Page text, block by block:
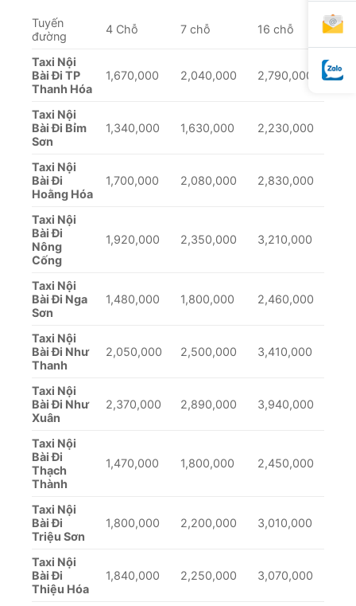
Tuyến
đường
4 Chỗ 7 chỗ 16 chỗ
Taxi Nội
Bài Đi TP
Thanh Hóa
1,670,000 2,040,000 2,790,000
Taxi Nội
Bài Đi Bỉm
Sơn
1,340,000 1,630,000 2,230,000
Taxi Nội
Bài Đi
Hoằng Hóa
1,700,000 2,080,000 2,830,000
Taxi Nội
Bài Đi
Nông
Cống
1,920,000 2,350,000 3,210,000
Taxi Nội
Bài Đi Nga
Sơn
1,480,000 1,800,000 2,460,000
Taxi Nội
Bài Đi Như
Thanh
2,050,000 2,500,000 3,410,000
Taxi Nội
Bài Đi Như
Xuân
2,370,000 2,890,000 3,940,000
Taxi Nội
Bài Đi
Thạch
Thành
1,470,000 1,800,000 2,450,000
Taxi Nội
Bài Đi
Triệu Sơn
1,800,000 2,200,000 3,010,000
Taxi Nội
Bài Đi
Thiệu Hóa
1,840,000 2,250,000 3,070,000